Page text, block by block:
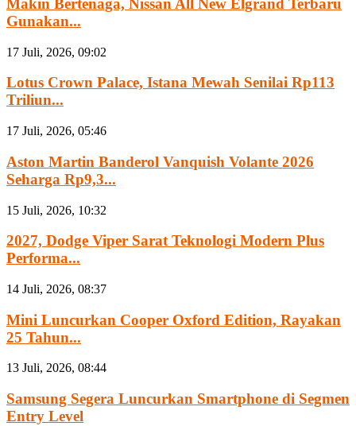
Makin Bertenaga, Nissan All New Elgrand Terbaru
Gunakan...
17 Juli, 2026, 09:02
Lotus Crown Palace, Istana Mewah Senilai Rp113
Triliun...
17 Juli, 2026, 05:46
Aston Martin Banderol Vanquish Volante 2026
Seharga Rp9,3...
15 Juli, 2026, 10:32
2027, Dodge Viper Sarat Teknologi Modern Plus
Performa...
14 Juli, 2026, 08:37
Mini Luncurkan Cooper Oxford Edition, Rayakan
25 Tahun...
13 Juli, 2026, 08:44
Samsung Segera Luncurkan Smartphone di Segmen
Entry Level